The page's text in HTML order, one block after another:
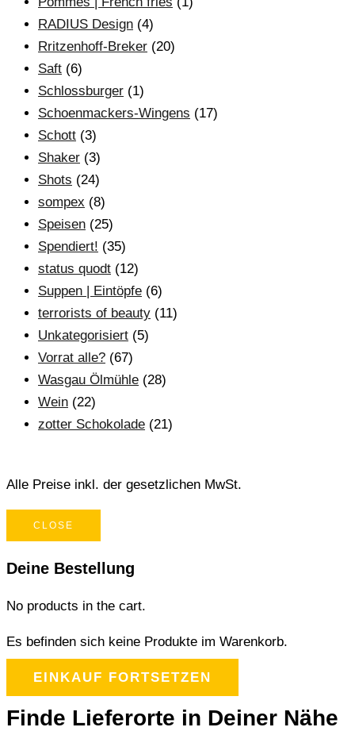
RADIUS Design (4)
Rritzenhoff-Breker (20)
Saft (6)
Schlossburger (1)
Schoenmackers-Wingens (17)
Schott (3)
Shaker (3)
Shots (24)
sompex (8)
Speisen (25)
Spendiert! (35)
status quodt (12)
Suppen | Eintöpfe (6)
terrorists of beauty (11)
Unkategorisiert (5)
Vorrat alle? (67)
Wasgau Ölmühle (28)
Wein (22)
zotter Schokolade (21)
Alle Preise inkl. der gesetzlichen MwSt.
CLOSE
Deine Bestellung
No products in the cart.
Es befinden sich keine Produkte im Warenkorb.
EINKAUF FORTSETZEN
Finde Lieferorte in Deiner Nähe